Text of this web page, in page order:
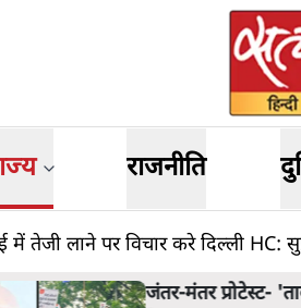
राजनीति
तेजी लाने पर विचार करे दिल्ली HC:
'ताकतवर सरकार